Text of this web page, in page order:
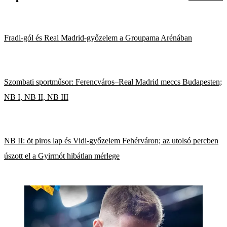
Fradi-gól és Real Madrid-győzelem a Groupama Arénában
Szombati sportműsor: Ferencváros–Real Madrid meccs Budapesten;
NB I, NB II, NB III
NB II: öt piros lap és Vidi-győzelem Fehérváron; az utolsó percben
úszott el a Gyirmót hibátlan mérlege